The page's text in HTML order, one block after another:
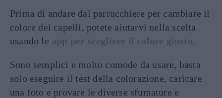
Prima di andare dal parrucchiere per cambiare il
colore dei capelli, potete aiutarvi nella scelta
usando le app per scegliere il colore giusto.
Sono semplici e molto comode da usare, basta
solo eseguire il test della colorazione, caricare
una foto e provare le diverse sfumature e